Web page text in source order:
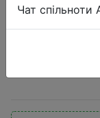
экран, Mi
Чат спільноти